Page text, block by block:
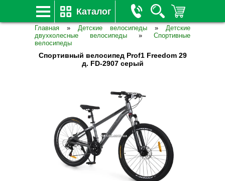
Каталог
Главная » Детские велосипеды » Детские
двухколесные велосипеды
» Спортивные
велосипеды
Спортивный велосипед Prof1 Freedom 29
д. FD-2907 серый